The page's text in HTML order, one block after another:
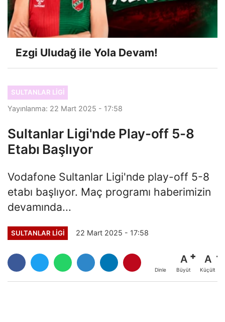
Ezgi Uludağ ile Yola Devam!
SULTANLAR LIGI
Yayınlanma: 22 Mart 2025 - 17:58
Sultanlar Ligi'nde Play-off 5-8
Etabı Başlıyor
Vodafone Sultanlar Ligi'nde play-off 5-8
etabı başlıyor. Maç programı haberimizin
devamında...
SULTANLAR LIGI 22 Mart 2025 - 17:58
Dinle
A
Büyüt
A
Küçült